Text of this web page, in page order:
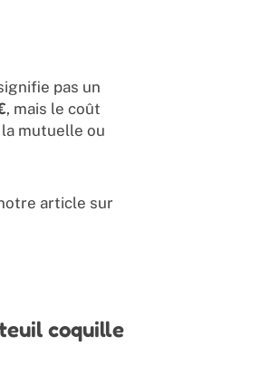
pas un
, mais le coût
mutuelle ou
article sur
coquille